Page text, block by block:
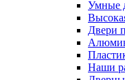
Умные
Двери
Наши